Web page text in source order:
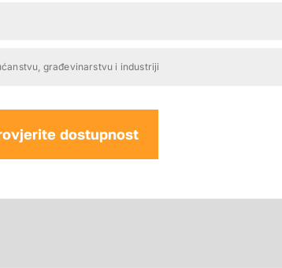
građevinarstvu i industriji
dostupnost